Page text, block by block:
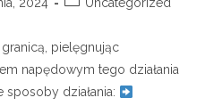
2024 Uncategorized
pielęgnując
napędowym tego działania
sposoby działania: